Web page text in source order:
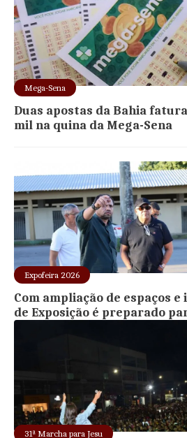
Mega-Sena
Duas apostas da Bahia
mil na quina da Mega-Sena
Expofeira 2026
Com ampliação de espaços e
de Exposição é preparado
31ª Marcha para Jesu